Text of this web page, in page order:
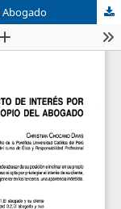
Abogado